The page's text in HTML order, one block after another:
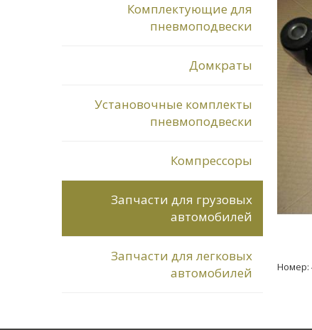
Комплектующие для
пневмоподвески
Домкраты
Установочные комплекты
пневмоподвески
Компрессоры
Запчасти для грузовых
автомобилей
Запчасти для легковых
автомобилей
Номер: